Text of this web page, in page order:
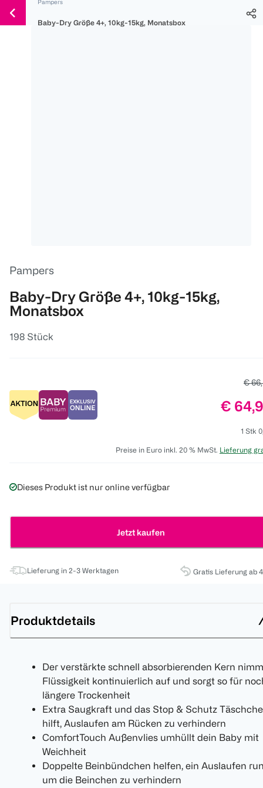
150 Ös
300 Ös
500 Ös
Weiter
zum
Pampers
Baby-Dry Größe 4+, 10kg-15kg, Monatsbox
Pampers
Baby-Dry Größe 4+, 10kg-15kg,
Monatsbox
198 Stück
€
Preis:
€
1 Stk
Preise in Euro inkl. 20 % MwSt. Lieferung
Dieses Produkt ist nur online verfügbar
Jetzt kaufen
Lieferung in 2-3 Werktagen Gratis Lieferung ab
Produktdetails
Der verstärkte schnell absorbierenden Kern
Flüssigkeit kontinuierlich auf und sorgt so für
längere Trockenheit
Extra Saugkraft und das Stop & Schutz
hilft, Auslaufen am Rücken zu verhindern
ComfortTouch Außenvlies umhüllt dein Baby mit
Weichheit
Doppelte Beinbündchen helfen, ein Auslaufen
um die Beinchen zu verhindern